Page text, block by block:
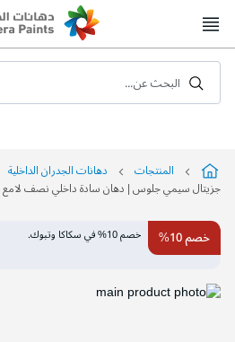
to
Content
البحث عن...
المنتجات دهانات الجدران الداخلية
جزيتال سيمي جلوس | دهان سادة داخلي نصف لامع
التخطي
إلى
معرض
الصور
خصم 10% خصم 10% في سكاكا وتبوك.